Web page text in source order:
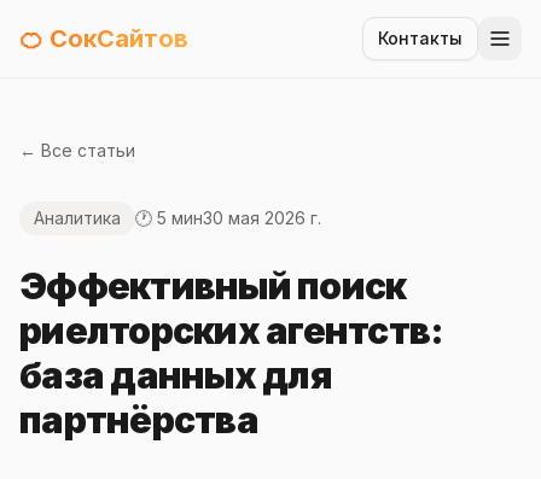
🍊 СокСайтов Контакты
← Все статьи
Аналитика 🕐 5 мин30 мая 2026 г.
Эффективный поиск
риелторских агентств:
база данных для
партнёрства